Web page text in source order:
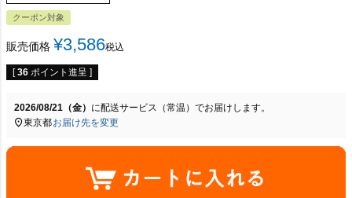
クーポン対象
販売価格 ¥3,586税込
[ 36 ポイント進呈 ]
2026/08/21（金） に配送サービス（常温） でお届けします。
東京都お届け先を変更